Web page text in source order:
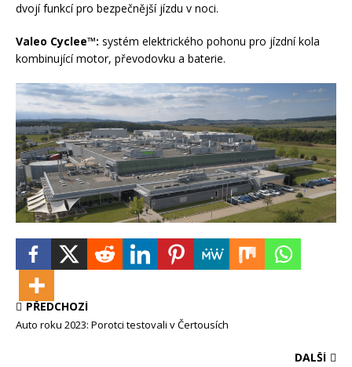
dvojí funkcí pro bezpečnější jízdu v noci.
Valeo Cyclee™: systém elektrického pohonu pro jízdní kola
kombinující motor, převodovku a baterie.
PŘEDCHOZÍ
Auto roku 2023: Porotci testovali v Čertousích
DALŠÍ